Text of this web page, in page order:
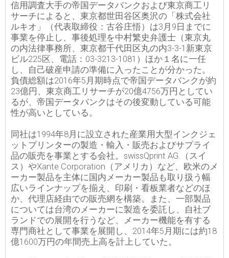
信用調査大手の帝国データバンクおよび東京商工リ
サーチによると、東京都世田谷区奥沢の「株式会社
ルキオ」（代表取締役：古谷庄悟）は3月9日までに
事業を停止し、事後処理を中村繁史弁護士（東京丸
の内法律事務所、東京都千代田区丸の内3-3-1新東京
ビル225区、電話：03-3213-1081）ほか１名に一任
し、自己破産申請の準備に入ったことが分かった。
負債総額は2016年5月期時点で帝国データバンクが約
23億円、東京商工リサーチが20億4756万円としてい
るが、帝国データバンクはその後変動している可能
性が高いとしている。
同社は1994年8月に設立された産業用大型インクジェ
ットプリンターの製造・輸入・販売およびサプライ
品の販売を事業とする会社。swissQprint AG.（スイ
ス）やXante Corporation（アメリカ）など、欧米のメ
ーカー製品を主体に国内メーカー製品も取り扱う幅
広いラインナップを揃え、印刷・看板業者などのほ
か、代理店経由での販売網を構築。また、一部製品
については台湾のメーカーに製造を委託し、自社ブ
ランドでの展開を行うなど、メーカー機能を有する
専門商社として事業を展開し、2014年5月期には約18
億1600万円の年間売上高を計上していた。